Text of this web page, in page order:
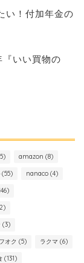
い！付加年金の
『いい買物の
amazon (8)
(55) nanaco (4)
(3)
オク (5) ラクマ (6)
(131)